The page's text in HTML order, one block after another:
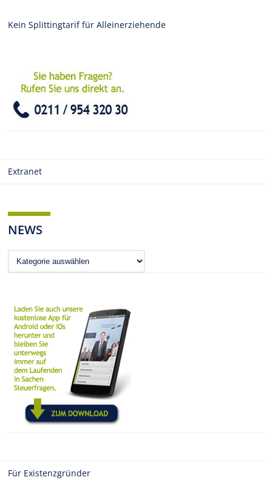
Kein Splittingtarif für Alleinerziehende
Extranet
NEWS
News
Für Existenzgründer